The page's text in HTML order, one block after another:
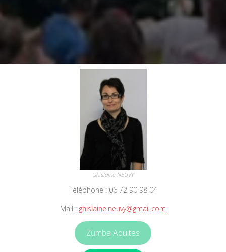
Ghislaine NEUVY
Téléphone : 06 72 90 98 04
Mail : ghislaine.neuvy@gmail.com
Zumba Adultes